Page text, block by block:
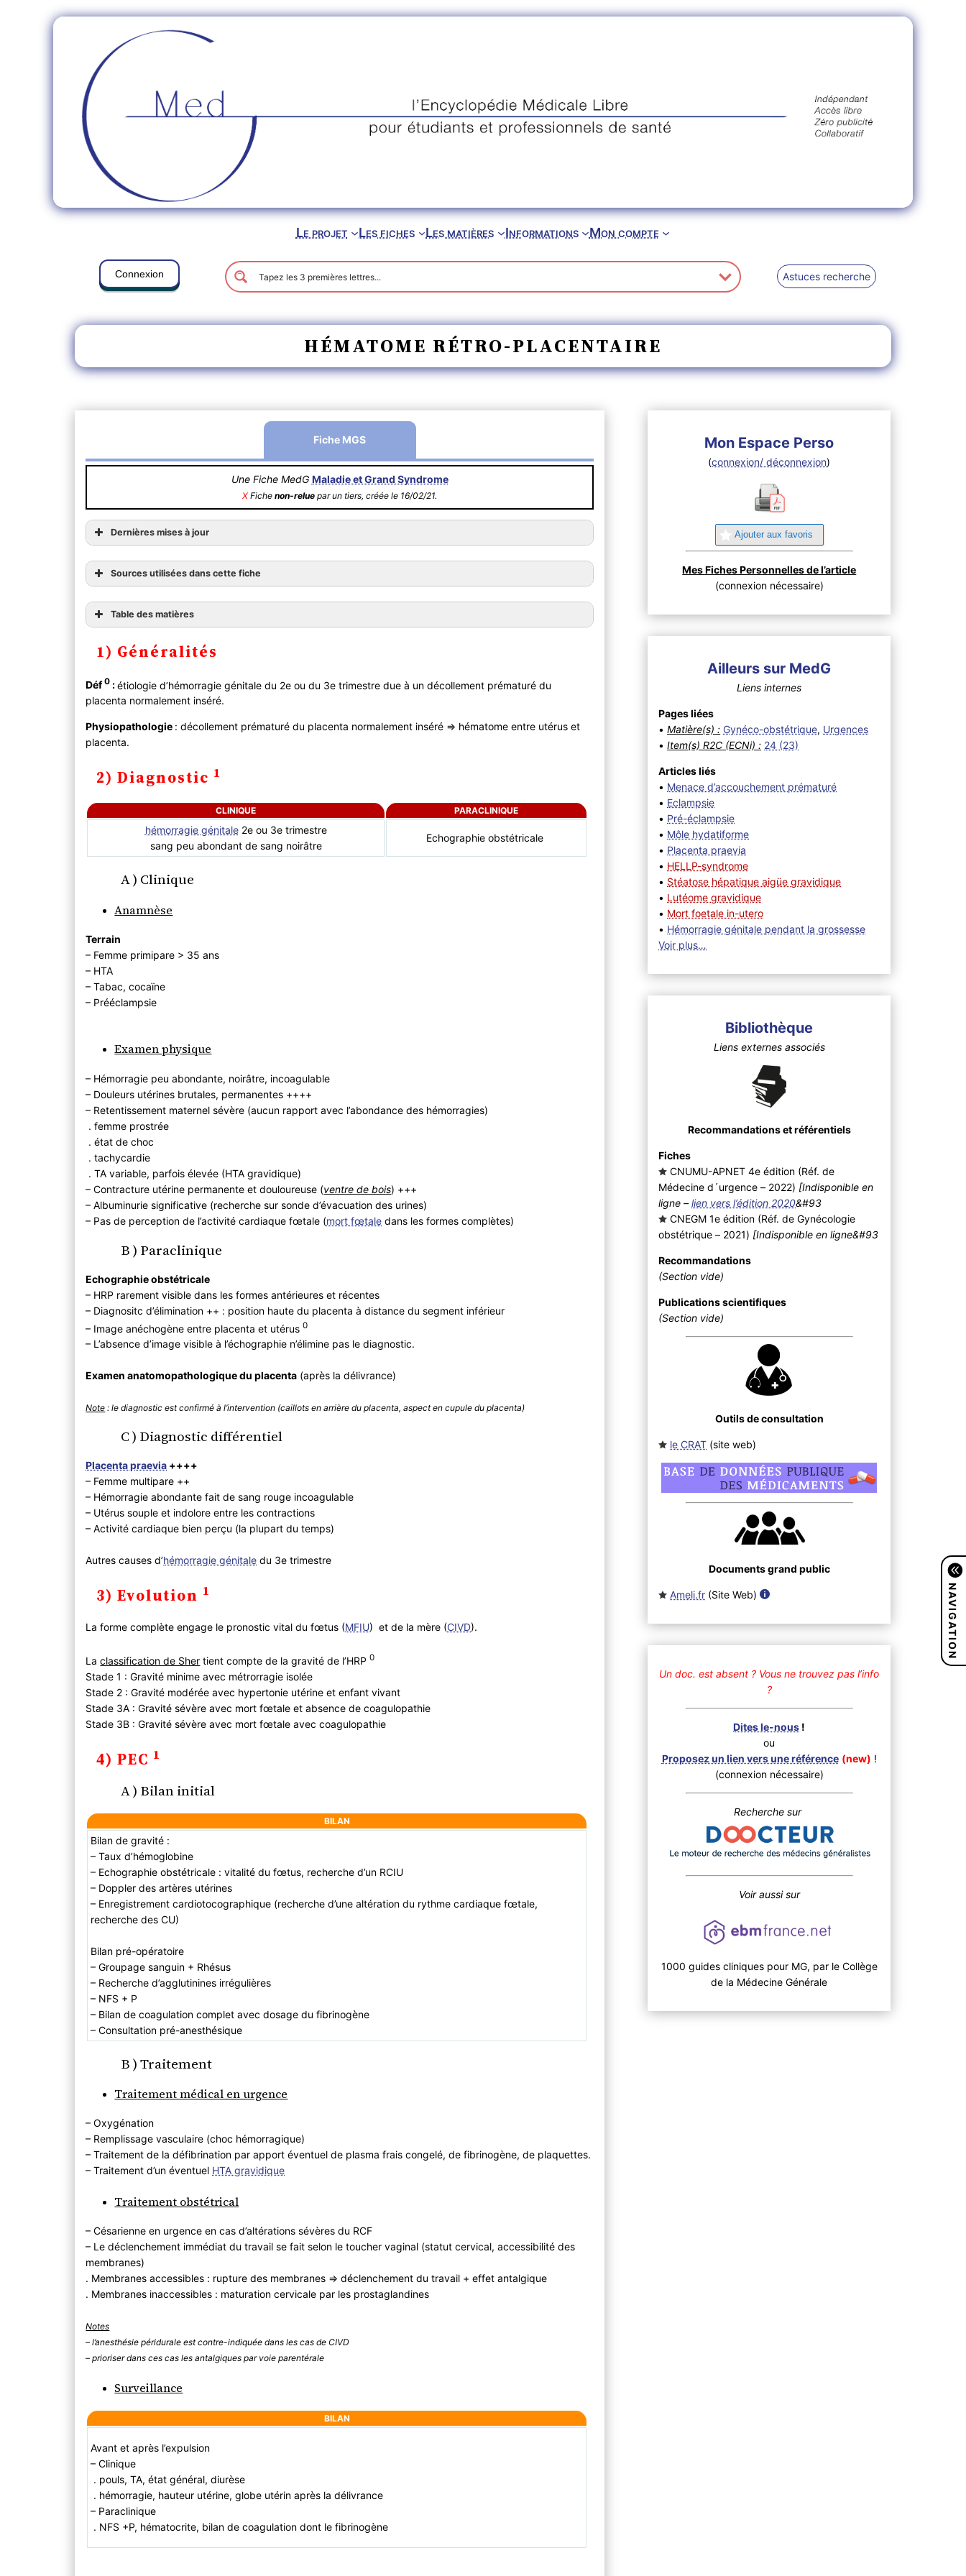
Le projet Les fiches Les matières Informations Mon compte
Connexion Astuces recherche
HÉMATOME RÉTRO-PLACENTAIRE
Fiche MGS
Une Fiche MedG Maladie et Grand Syndrome
X Fichenon-relue par un tiers, créée le 16/02/21.
Dernières mises à jour
Sources utilisées dans cette fiche
lien vers
l’édition 2015
Table des matières
2) Diagnostic
Anamnèse
Examen physique
B ) Paraclinique
C ) Diagnostic différentiel
4) PEC
Traitement médical en urgence
Traitement obstétrical
C) Prévention
1) Généralités
Déf0 :étiologie d’hémorragie génitale du 2e ou du 3e trimestre due à un décollement prématuré du
placenta normalement inséré.
Physiopathologie : décollement prématuré du placenta normalement inséré ⇒ hématome entre utérus et
placenta.
2) Diagnostic 1
CLINIQUE PARACLINIQUE
hémorragie génitale2e ou 3e trimestre
sang peu abondant de sang noirâtre
Echographie obstétricale
A ) Clinique
Anamnèse
Terrain
– Femme primipare > 35 ans
– HTA
– Tabac, cocaïne
– Prééclampsie
Examen physique
– Hémorragie peu abondante, noirâtre, incoagulable
– Douleurs utérines brutales, permanentes ++++
– Retentissement maternel sévère (aucun rapport avec l’abondance des hémorragies)
. femme prostrée
. état de choc
. tachycardie
. TA variable, parfois élevée (HTA gravidique)
– Contracture utérine permanente et douloureuse (ventre de bois) +++
– Albuminurie significative (recherche sur sonde d’évacuation des urines)
– Pas de perception de l’activité cardiaque fœtale (mort fœtale dans les formes complètes)
B ) Paraclinique
Echographie obstétricale
– HRP rarement visible dans les formes antérieures et récentes
– Diagnositc d’élimination ++ : position haute du placenta à distance du segment inférieur
– Image anéchogène entre placenta et utérus0
– L’absence d’image visible à l’échographie n’élimine pas le diagnostic.
Examen anatomopathologique du placenta (après la délivrance)
Note : le diagnostic est confirmé à l’intervention (caillots en arrière du placenta, aspect en cupule du placenta)
C ) Diagnostic différentiel
Placenta praevia ++++
– Femme multipare ++
– Hémorragie abondante fait de sang rouge incoagulable
– Utérus souple et indolore entre les contractions
– Activité cardiaque bien perçu (la plupart du temps)
Autres causes d’hémorragie génitale du 3e trimestre
3) Evolution 1
La forme complète engage le pronostic vital du fœtus (MFIU) et de la mère (CIVD).
Laclassification de Sher tient compte de la gravité de l’HRP0
Stade 1 : Gravité minime avec métrorragie isolée
Stade 2 : Gravité modérée avec hypertonie utérine et enfant vivant
Stade 3A : Gravité sévère avec mort fœtale et absence de coagulopathie
Stade 3B : Gravité sévère avec mort fœtale avec coagulopathie
4) PEC 1
A ) Bilan initial
BILAN
Bilan de gravité :
– Taux d’hémoglobine
– Echographie obstétricale : vitalité du fœtus, recherche d’un RCIU
– Doppler des artères utérines
– Enregistrement cardiotocographique (recherche d’une altération du rythme cardiaque fœtale,
recherche des CU)
Bilan pré-opératoire
– Groupage sanguin + Rhésus
– Recherche d’agglutinines irrégulières
– NFS + P
– Bilan de coagulation complet avec dosage du fibrinogène
– Consultation pré-anesthésique
B ) Traitement
Traitement médical en urgence
– Oxygénation
– Remplissage vasculaire (choc hémorragique)
– Traitement de la défibrination par apport éventuel de plasma frais congelé, de fibrinogène, de plaquettes.
– Traitement d’un éventuel HTA gravidique
Traitement obstétrical
– Césarienne en urgence en cas d’altérations sévères du RCF
– Le déclenchement immédiat du travail se fait selon le toucher vaginal (statut cervical, accessibilité des
membranes)
. Membranes accessibles : rupture des membranes ⇒ déclenchement du travail + effet antalgique
. Membranes inaccessibles : maturation cervicale par les prostaglandines
Notes
– l’anesthésie péridurale est contre-indiquée dans les cas de CIVD
– prioriser dans ces cas les antalgiques par voie parentérale
Surveillance
BILAN
Avant et après l’expulsion
– Clinique
. pouls, TA, état général, diurèse
. hémorragie, hauteur utérine, globe utérin après la délivrance
– Paraclinique
. NFS +P, hématocrite, bilan de coagulation dont le fibrinogène
Mon Espace Perso
(connexion/ déconnexion)
Ajouter aux favoris
Mes Fiches Personnelles de l’article
(connexion nécessaire)
Ailleurs sur MedG
Liens internes
Pages liées
•Matière(s) : Gynéco-obstétrique, Urgences
•Item(s) R2C (ECNi) : 24 (23)
Articles liés
• Menace d’accouchement prématuré
• Eclampsie
• Pré-éclampsie
• Môle hydatiforme
• Placenta praevia
• HELLP-syndrome
• Stéatose hépatique aigüe gravidique
• Lutéome gravidique
• Mort foetale in-utero
• Hémorragie génitale pendant la grossesse
Voir plus…
Bibliothèque
Liens externes associés
Recommandations et référentiels
Fiches
CNUMU-APNET 4e édition (Réf. de
Médecine d´urgence – 2022) [Indisponible en
ligne –lien vers l’édition 2020&#93
CNEGM 1e édition (Réf. de Gynécologie
obstétrique – 2021) [Indisponible en ligne&#93
Recommandations
(Section vide)
Publications scientifiques
(Section vide)
Outils de consultation
le CRAT (site web)
Documents grand public
Ameli.fr (Site Web)
Un doc. est absent ? Vous ne trouvez pas l’info
?
Dites le-nous !
ou
Proposez un lien vers une référence (new) !
(connexion nécessaire)
Recherche sur
Voir aussi sur
1000 guides cliniques pour MG, par le Collège
de la Médecine Générale
NAVIGATION